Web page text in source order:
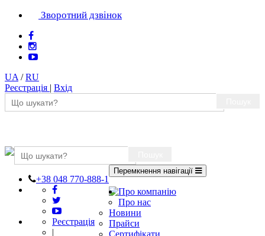
Зворотний дзвінок
UA /RU
Реєстрація | Вхід
+38 048 770-888-1
Реєстрація
|
Перемкнення навігації
Про компанію
Про нас
Новини
Прайси
Сертифікати